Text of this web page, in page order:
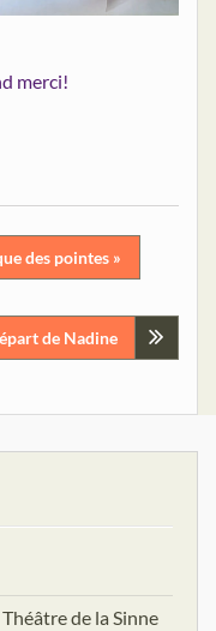
merci!
des pointes »
de Nadine
de la Sinne